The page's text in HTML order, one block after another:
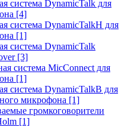
система DynamicTalk для
[4]
система DynamicTalkH для
[1]
система DynamicTalk
[3]
система MicConnect для
[1]
система DynamicTalkB для
микрофона [1]
громкоговорители
[1]